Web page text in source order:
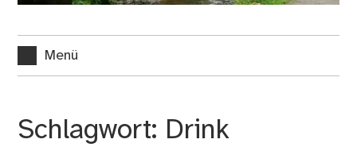
Menü
Schlagwort: Drink